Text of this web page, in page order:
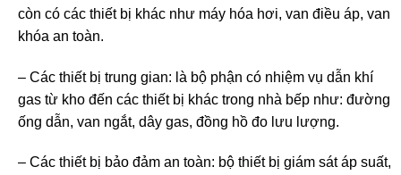
còn có các thiết bị khác như máy hóa hơi, van điều áp, van
khóa an toàn.
– Các thiết bị trung gian: là bộ phận có nhiệm vụ dẫn khí
gas từ kho đến các thiết bị khác trong nhà bếp như: đường
ống dẫn, van ngắt, dây gas, đồng hồ đo lưu lượng.
– Các thiết bị bảo đảm an toàn: bộ thiết bị giám sát áp suất,